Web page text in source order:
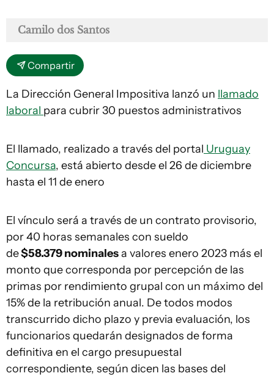
Camilo dos Santos
Compartir
La Dirección General Impositiva lanzó un llamado
laboral para cubrir 30 puestos administrativos
El llamado, realizado a través del portal Uruguay
Concursa, está abierto desde el 26 de diciembre
hasta el 11 de enero
El vínculo será a través de un contrato provisorio,
por 40 horas semanales con sueldo
de$58.379 nominalesa valores enero 2023 más el
monto que corresponda por percepción de las
primas por rendimiento grupal con un máximo del
15% de la retribución anual. De todos modos
transcurrido dicho plazo y previa evaluación, los
funcionarios quedarán designados de forma
definitiva en el cargo presupuestal
correspondiente, según dicen las bases del